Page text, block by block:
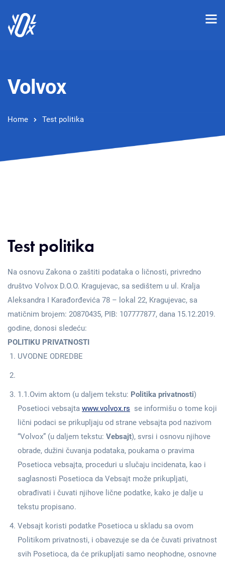
Volvox
Home Test politika
Test politika
Na osnovu Zakona o zaštiti podataka o ličnosti, privredno
društvo Volvox D.O.O. Kragujevac, sa sedištem u ul. Kralja
Aleksandra I Karađorđevića 78 – lokal 22, Kragujevac, sa
matičnim brojem: 20870435, PIB: 107777877, dana 15.12.2019.
godine, donosi sledeću:
POLITIKU PRIVATNOSTI
UVODNE ODREDBE
1.1.Ovim aktom (u daljem tekstu: Politika privatnosti)
Posetioci vebsajta www.volvox.rs se informišu o tome koji
lični podaci se prikupljaju od strane vebsajta pod nazivom
“Volvox” (u daljem tekstu: Vebsajt), svrsi i osnovu njihove
obrade, dužini čuvanja podataka, poukama o pravima
Posetioca vebsajta, proceduri u slučaju incidenata, kao i
saglasnosti Posetioca da Vebsajt može prikupljati,
obrađivati i čuvati njihove lične podatke, kako je dalje u
tekstu propisano.
Vebsajt koristi podatke Posetioca u skladu sa ovom
Politikom privatnosti, i obavezuje se da će čuvati privatnost
svih Posetioca, da će prikupljati samo neophodne, osnovne